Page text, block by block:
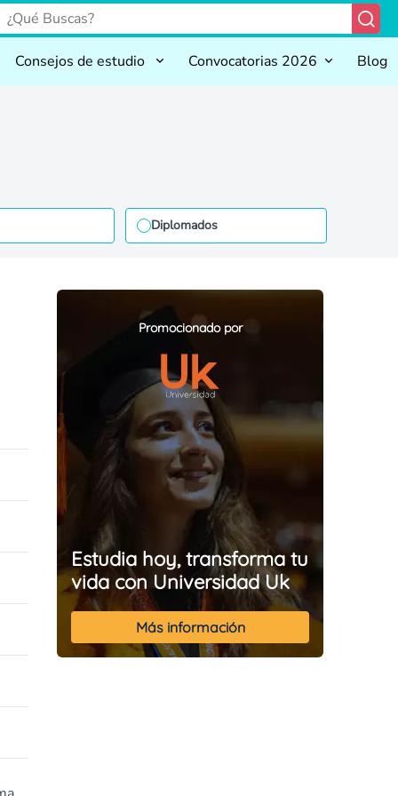
Consejos de estudio Convocatorias 2026 Blog
Diplomados
Promocionado por
Estudia hoy, transforma tu
vida con Universidad Uk
Más información